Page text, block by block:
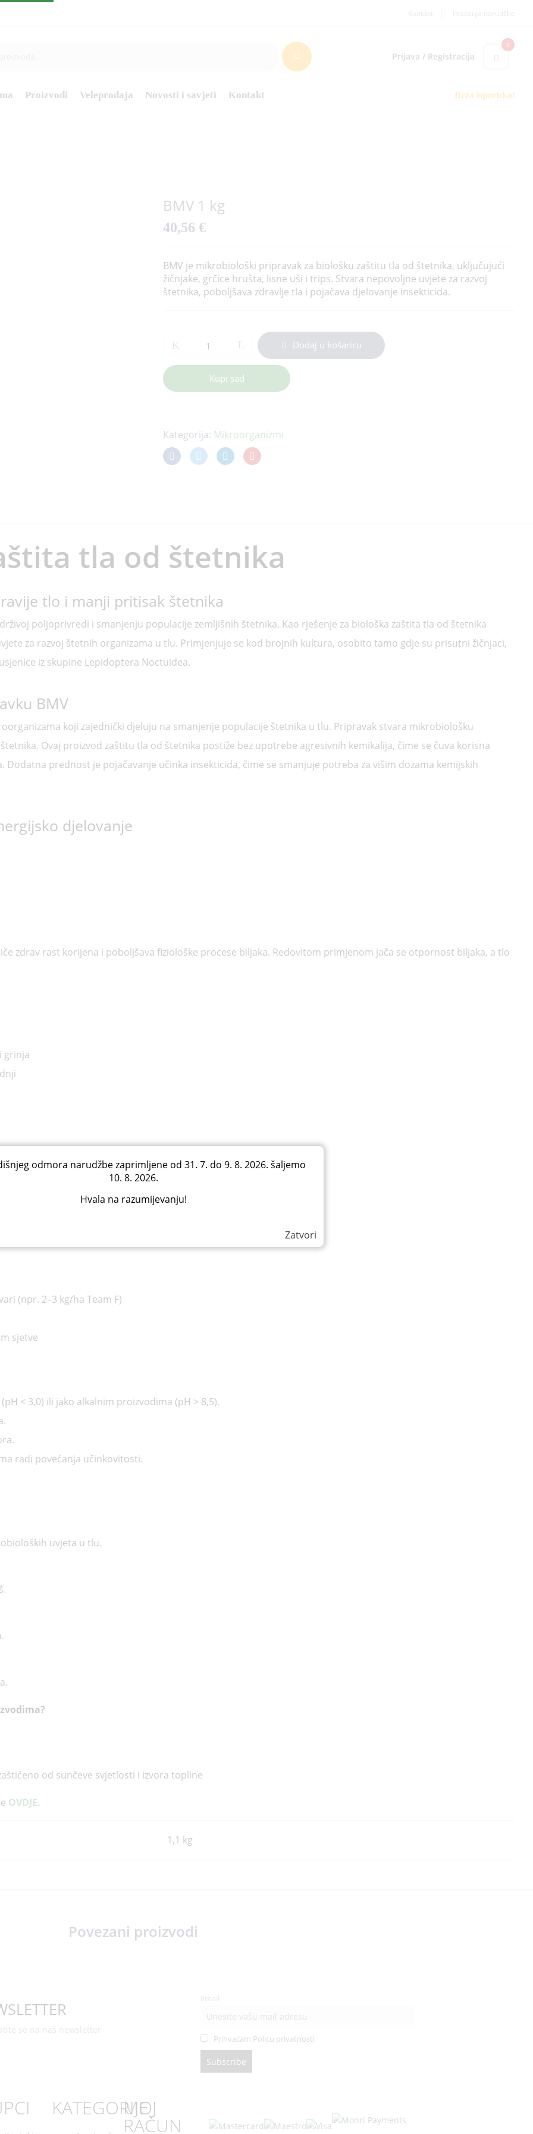
Kontakt Praćenje narudžbe
Prijava / Registracija
0
Proizvodi Veleprodaja Novosti i savjeti Kontakt Brza isporuka!
BMV 1 kg
40,56 €
BMV je mikrobiološki pripravak za biološku zaštitu tla od štetnika, uključujući
žičnjake, grčice hrušta, lisne uši i trips. Stvara nepovoljne uvjete za razvoj
štetnika, poboljšava zdravlje tla i pojačava djelovanje insekticida.
Dodaj u košaricu
Kupi sad
Kategorija: Mikroorganizmi
tla od štetnika
tlo i manji pritisak štetnika
poljoprivredi i smanjenju populacije zemljišnih štetnika. Kao rješenje za biološka zaštita tla od štetnika
za razvoj štetnih organizama u tlu. Primjenjuje se kod brojnih kultura, osobito tamo gdje su prisutni žičnjaci,
iz skupine Lepidoptera Noctuidea.
BMV
koji zajednički djeluju na smanjenje populacije štetnika u tlu. Pripravak stvara mikrobiološku
Ovaj proizvod zaštitu tla od štetnika postiže bez upotrebe agresivnih kemikalija, čime se čuva korisna
prednost je pojačavanje učinka insekticida, čime se smanjuje potreba za višim dozama kemijskih
djelovanje
zdrav rast korijena i poboljšava fiziološke procese biljaka. Redovitom primjenom jača se otpornost biljaka, a tlo
grinja
(npr. 2–3 kg/ha Team F)
sjetve
< 3,0) ili jako alkalnim proizvodima (pH > 8,5).
radi povećanja učinkovitosti.
uvjeta u tlu.
od sunčeve svjetlosti i izvora topline
OVDJE.
1,1 kg
Povezani proizvodi
se na naš newsletter
Email
Prihvaćam Policu privatnosti
KATEGORIJE
MOJ
RAČUN
Zatvori
odmora narudžbe zaprimljene od 31. 7. do 9. 8. 2026. šaljemo
10. 8. 2026.
Hvala na razumijevanju!